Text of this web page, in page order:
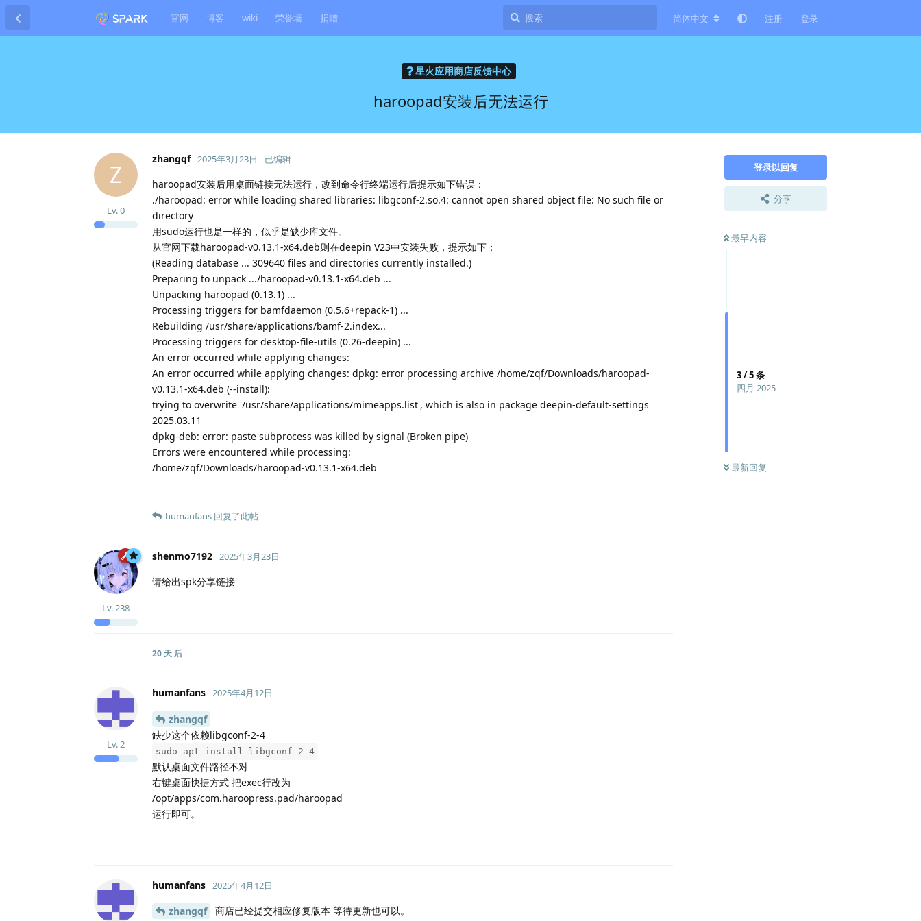
官网 博客 wiki 荣誉墙 捐赠 简体中文 注册 登录
星火应用商店反馈中心
haroopad安装后无法运行
登录以回复
分享
最早内容
3/5条
四月 2025
最新回复
Z
zhangqf
Lv.0
2025年3月23日 已编辑
haroopad安装后用桌面链接无法运行，改到命令行终端运行后提示如下错误：
./haroopad: error while loading shared libraries: libgconf-2.so.4: cannot open shared object file: No such file or
directory
用sudo运行也是一样的，似乎是缺少库文件。
从官网下载haroopad-v0.13.1-x64.deb则在deepin V23中安装失败，提示如下：
(Reading database ... 309640 files and directories currently installed.)
Preparing to unpack .../haroopad-v0.13.1-x64.deb ...
Unpacking haroopad (0.13.1) ...
Processing triggers for bamfdaemon (0.5.6+repack-1) ...
Rebuilding /usr/share/applications/bamf-2.index...
Processing triggers for desktop-file-utils (0.26-deepin) ...
An error occurred while applying changes:
An error occurred while applying changes: dpkg: error processing archive /home/zqf/Downloads/haroopad-
v0.13.1-x64.deb (--install):
trying to overwrite '/usr/share/applications/mimeapps.list', which is also in package deepin-default-settings
2025.03.11
dpkg-deb: error: paste subprocess was killed by signal (Broken pipe)
Errors were encountered while processing:
/home/zqf/Downloads/haroopad-v0.13.1-x64.deb
humanfans 回复了此帖
shenmo7192
Lv.238
2025年3月23日
请给出spk分享链接
20 天 后
humanfans
Lv.2
2025年4月12日
zhangqf
缺少这个依赖libgconf-2-4
sudo apt install libgconf-2-4
默认桌面文件路径不对
右键桌面快捷方式 把exec行改为
/opt/apps/com.haroopress.pad/haroopad
运行即可。
humanfans 2025年4月12日
zhangqf 商店已经提交相应修复版本 等待更新也可以。